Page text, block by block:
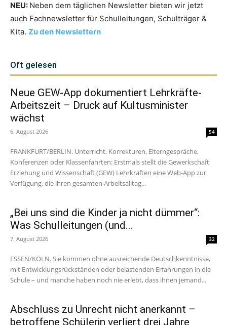
NEU: Neben dem täglichen Newsletter bieten wir jetzt
auch Fachnewsletter für Schulleitungen, Schulträger &
Kita. Zu den Newslettern
Oft gelesen
Neue GEW-App dokumentiert Lehrkräfte-
Arbeitszeit – Druck auf Kultusminister
wächst
6. August 2026 54
FRANKFURT/BERLIN. Unterricht, Korrekturen, Elterngespräche,
Konferenzen oder Klassenfahrten: Erstmals stellt die Gewerkschaft
Erziehung und Wissenschaft (GEW) Lehrkräften eine Web-App zur
Verfügung, die ihren gesamten Arbeitsalltag...
„Bei uns sind die Kinder ja nicht dümmer“:
Was Schulleitungen (und...
7. August 2026 32
ESSEN/KÖLN. Sie kommen ohne ausreichende Deutschkenntnisse,
mit Entwicklungsrückständen oder belastenden Erfahrungen in die
Schule – und manche haben noch nie erlebt, dass ihnen jemand...
Abschluss zu Unrecht nicht anerkannt –
betroffene Schülerin verliert drei Jahre